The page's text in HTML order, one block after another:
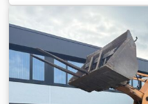
изградба:2013, Опрема: